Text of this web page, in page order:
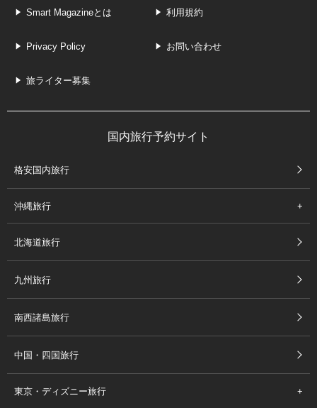
Smart Magazineとは 利用規約
Privacy Policy お問い合わせ
旅ライター募集
国内旅行予約サイト
格安国内旅行
沖縄旅行
北海道旅行
九州旅行
南西諸島旅行
中国・四国旅行
東京・ディズニー旅行